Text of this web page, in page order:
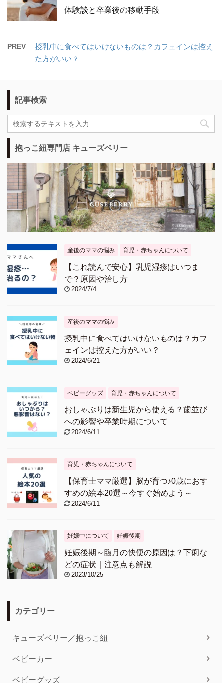
体験談と卒業後の移動手段
PREV
授乳中に食べてはいけないものは？カフェインは控え
た方がいい？
記事検索
抱っこ紐専門店 キューズベリー
産後のママの悩み 育児・赤ちゃんについて
【これ読んで安心】乳児湿疹はいつま
で？原因や治し方
2024/7/4
産後のママの悩み
授乳中に食べてはいけないものは？カフ
ェインは控えた方がいい？
2024/6/21
ベビーグッズ 育児・赤ちゃんについて
おしゃぶりは新生児から使える？歯並び
への影響や卒業時期について
2024/6/11
育児・赤ちゃんについて
【保育士ママ厳選】脳が育つ♪0歳におす
すめの絵本20選～今すぐ始めよう～
2024/6/11
妊娠中について 妊娠後期
妊娠後期～臨月の快便の原因は？下痢な
どの症状｜注意点も解説
2023/10/25
カテゴリー
キューズベリー／抱っこ紐
ベビーカー
ベビーグッズ